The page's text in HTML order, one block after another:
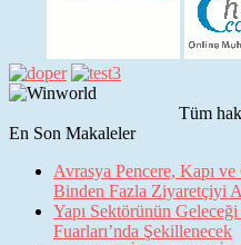
Tüm
En Son Makaleler
Avrasya Pencere, Kapı
Binden Fazla Ziyaretçiyi
Yapı Sektörünün
Fuarları’nda Şekillenecek